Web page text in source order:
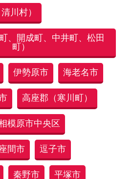
川村）
、開成町、中井町、松田
町）
伊勢原市 海老名市
高座郡（寒川町）
模原市中央区
座間市 逗子市
秦野市 平塚市